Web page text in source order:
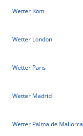
Wetter Rom
Wetter London
Wetter Paris
Wetter Madrid
Wetter Palma de Mallorca